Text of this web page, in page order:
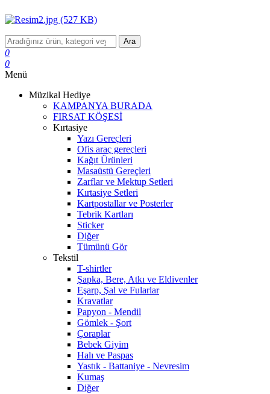
Ara
0
0
Menü
Müzikal Hediye
KAMPANYA BURADA
FIRSAT KÖŞESİ
Kırtasiye
Yazı Gereçleri
Ofis araç gereçleri
Kağıt Ürünleri
Masaüstü Gereçleri
Zarflar ve Mektup Setleri
Kırtasiye Setleri
Kartpostallar ve Posterler
Tebrik Kartları
Sticker
Diğer
Tümünü Gör
Tekstil
T-shirtler
Şapka, Bere, Atkı ve Eldivenler
Eşarp, Şal ve Fularlar
Kravatlar
Papyon - Mendil
Gömlek - Şort
Çoraplar
Bebek Giyim
Halı ve Paspas
Yastık - Battaniye - Nevresim
Kumaş
Diğer